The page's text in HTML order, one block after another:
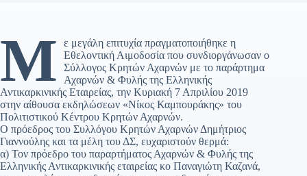
Μ
ε μεγάλη επιτυχία πραγματοποιήθηκε η
Εθελοντική Αιμοδοσία που συνδιοργάνωσαν ο
Σύλλογος Κρητών Αχαρνών με το παράρτημα
Αχαρνών & Φυλής της Ελληνικής
Αντικαρκινικής Εταιρείας, την Κυριακή 7 Απριλίου 2019
στην αίθουσα εκδηλώσεων «Νίκος Καμπουράκης» του
Πολιτιστικού Κέντρου Κρητών Αχαρνών.
Ο πρόεδρος του Συλλόγου Κρητών Αχαρνών Δημήτριος
Γιαννούλης και τα μέλη του ΔΣ, ευχαριστούν θερμά:
α) Τον πρόεδρο του παραρτήματος Αχαρνών & Φυλής της
Ελληνικής Αντικαρκινικής εταιρείας κο Παναγιώτη Καζανά,